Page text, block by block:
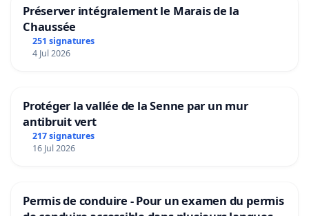
Préserver intégralement le Marais de la
Chaussée
251 signatures
4 Jul 2026
Protéger la vallée de la Senne par un mur
antibruit vert
217 signatures
16 Jul 2026
Permis de conduire - Pour un examen du permis